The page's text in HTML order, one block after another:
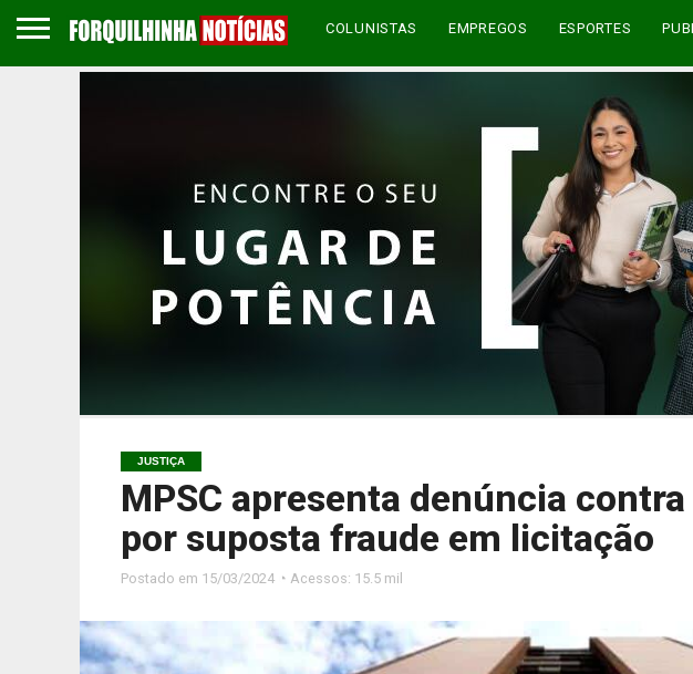
COLUNISTAS EMPREGOS ESPORTES
JUSTIÇA
MPSC apresenta denúncia
por suposta fraude em licitação
Postado em 15/03/2024 ◔ Acessos: 15.5 mil